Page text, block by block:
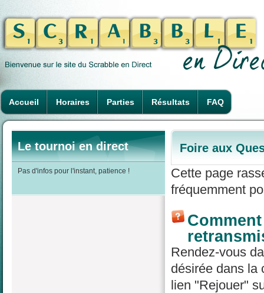
Accueil Horaires Parties Résultats FAQ
Le tournoi en direct
Pas d'infos pour l'instant, patience !
Foire aux
Cette page
fréquemment
Rendez-vous
désirée dans la
lien "Rejouer"